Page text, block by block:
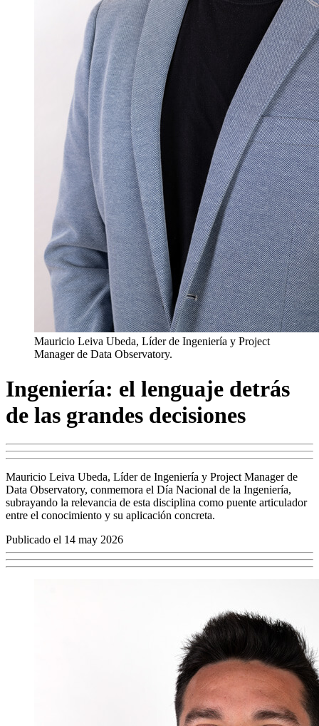
Mauricio Leiva Ubeda, Líder de Ingeniería y Project
Manager de Data Observatory.
Ingeniería: el lenguaje detrás
de las grandes decisiones
Mauricio Leiva Ubeda, Líder de Ingeniería y Project Manager de
Data Observatory, conmemora el Día Nacional de la Ingeniería,
subrayando la relevancia de esta disciplina como puente articulador
entre el conocimiento y su aplicación concreta.
Publicado el 14 may 2026